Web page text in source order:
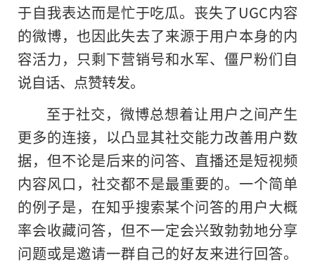
于自我表达而是忙于吃瓜。丧失了UGC内容
的微博，也因此失去了来源于用户本身的内
容活力，只剩下营销号和水军、僵尸粉们自
说自话、点赞转发。
至于社交，微博总想着让用户之间产生
更多的连接，以凸显其社交能力改善用户数
据，但不论是后来的问答、直播还是短视频
内容风口，社交都不是最重要的。一个简单
的例子是，在知乎搜索某个问答的用户大概
率会收藏问答，但不一定会兴致勃勃地分享
问题或是邀请一群自己的好友来进行回答。